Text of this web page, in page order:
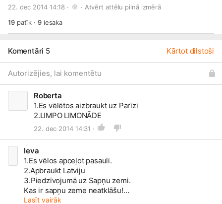
22. dec 2014 14:18 · · Atvērt attēlu pilnā izmērā
19patīk · 9iesaka
Komentāri 5 Kārtot dilstoši
Autorizējies, lai komentētu
Roberta
1.Es vēlētos aizbraukt uz Parīzi
2.LIMPO LIMONĀDE
22. dec 2014 14:31 ·
Ieva
1.Es vēlos apceļot pasauli.
2.Apbraukt Latviju
3.Piedzīvojumā uz Sapņu zemi.
Kas ir sapņu zeme neatklāšu!
Lasīt vairāk